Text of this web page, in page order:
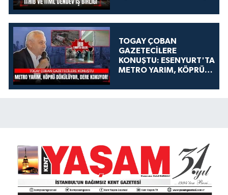
TOGAY ÇOBAN
GAZETECİLERE
KONUŞTU: ESENYURT'TA
METRO YARIM, KÖPRÜ
KOKUYOR!